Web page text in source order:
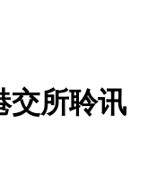
交所聆讯